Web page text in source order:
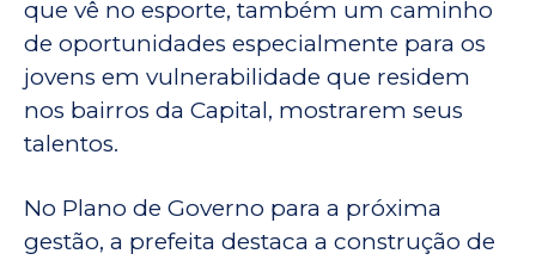
que vê no esporte, também um caminho
de oportunidades especialmente para os
jovens em vulnerabilidade que residem
nos bairros da Capital, mostrarem seus
talentos.
No Plano de Governo para a próxima
gestão, a prefeita destaca a construção de